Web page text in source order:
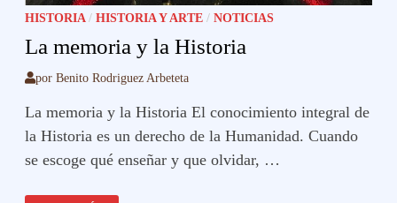
HISTORIA/HISTORIA Y ARTE /NOTICIAS
La memoria y la Historia
porBenito Rodriguez Arbeteta
La memoria y la Historia El conocimiento integral de
la Historia es un derecho de la Humanidad. Cuando
se escoge qué enseñar y que olvidar, …